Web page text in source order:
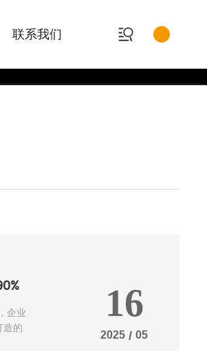
联系我们
企业
造的
16
2025 / 05